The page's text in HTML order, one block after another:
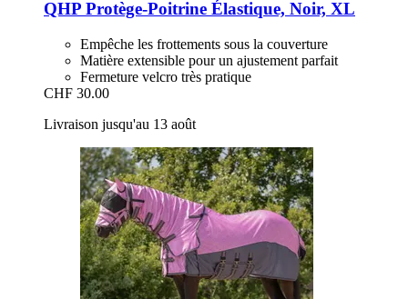
QHP Protège-​Poitrine Élastique, Noir, XL
Empêche les frottements sous la couverture
Matière extensible pour un ajustement parfait
Fermeture velcro très pratique
CHF 30.00
Livraison jusqu'au 13 août